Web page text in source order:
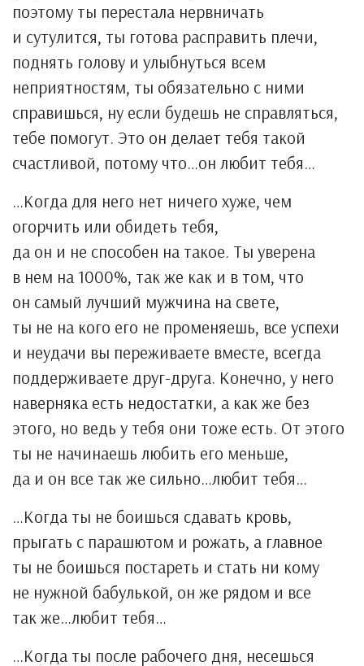
поэтому ты перестала нервничать
и сутулится, ты готова расправить плечи,
поднять голову и улыбнуться всем
неприятностям, ты обязательно с ними
справишься, ну если будешь не справляться,
тебе помогут. Это он делает тебя такой
счастливой, потому что…он любит тебя…
…Когда для него нет ничего хуже, чем
огорчить или обидеть тебя,
да он и не способен на такое. Ты уверена
в нем на 1000%, так же как и в том, что
он самый лучший мужчина на свете,
ты не на кого его не променяешь, все успехи
и неудачи вы переживаете вместе, всегда
поддерживаете друг-друга. Конечно, у него
наверняка есть недостатки, а как же без
этого, но ведь у тебя они тоже есть. От этого
ты не начинаешь любить его меньше,
да и он все так же сильно…любит тебя…
…Когда ты не боишься сдавать кровь,
прыгать с парашютом и рожать, а главное
ты не боишься постареть и стать ни кому
не нужной бабулькой, он же рядом и все
так же…любит тебя…
…Когда ты после рабочего дня, несешься